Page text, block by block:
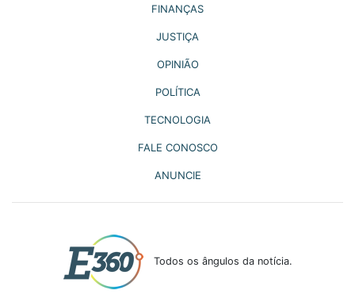
FINANÇAS
JUSTIÇA
OPINIÃO
POLÍTICA
TECNOLOGIA
FALE CONOSCO
ANUNCIE
Todos os ângulos da notícia.